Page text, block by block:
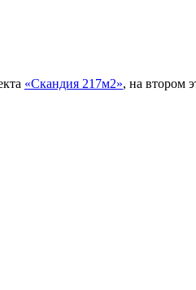
«Скандия 217м2», на втором